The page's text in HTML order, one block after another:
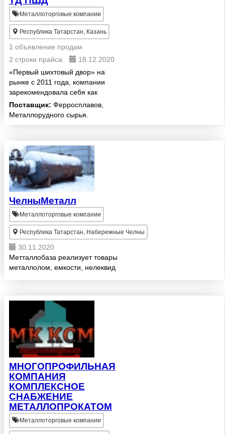
Металлоторговые компании
Республика Татарстан, Казань
1 объявление продам
2 строки прайса
18.12.2020
«Первый шихтовый двор» на
рынке с 2011 года, компании
зарекомендовала себя как
надежного поставщика
ферросплавов. Мы работаем с
числе НПК АО «Ур...
Поставщик: Ферросплавов,
Металлорудного сырья.
ЧелныМеталл
Металлоторговые компании
Республика Татарстан, Набережные Челны
30.11.2020
Метталлобаза реализует товары
металлолом, емкости, нелеквид
МНОГОПРОФИЛЬНАЯ
КОМПАНИЯ
КОМПЛЕКСНОЕ
СНАБЖЕНИЕ
МЕТАЛЛОПРОКАТОМ
Металлоторговые компании